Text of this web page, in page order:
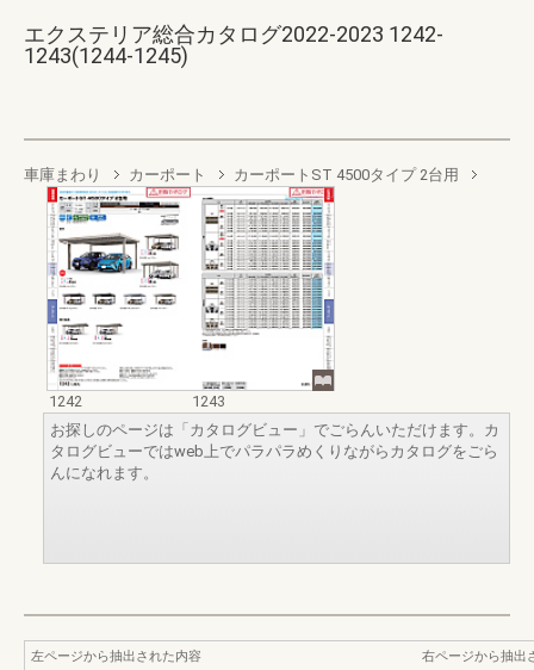
エクステリア総合カタログ2022-2023 1242-
1243(1244-1245)
車庫まわり カーポート カーポートST 4500タイプ 2台用
1242
1243
お探しのページは「カタログビュー」でごらんいただけます。カ
タログビューではweb上でパラパラめくりながらカタログをごら
んになれます。
左ページから抽出された内容
右ページから抽出